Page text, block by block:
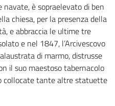
è sopraelevato di ben
chiesa, per la presenza della
e abbraccia le ultime tre
e nel 1847, l’Arcivescovo
di marmo, distrusse
il suo maestoso tabernacolo
collocate tante altre statuette